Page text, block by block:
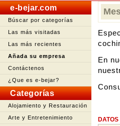
e-bejar.com
Búscar por categorías
Las más visitadas
Las más recientes
Añada su empresa
Contáctenos
¿Que es e-bejar?
Categorías
Alojamiento y Restauración
Arte y Entretenimiento
En